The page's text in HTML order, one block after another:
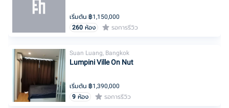
เริ่มต้น ฿1,150,000
260 ห้อง รอการรีวิว
Suan Luang, Bangkok
Lumpini Ville On Nut
เริ่มต้น ฿1,390,000
9 ห้อง รอการรีวิว